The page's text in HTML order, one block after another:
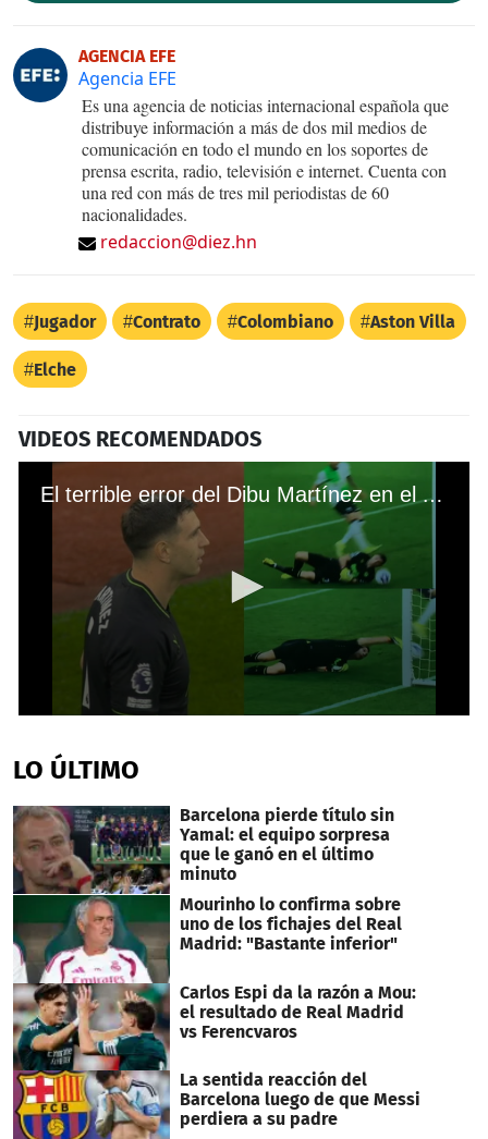
AGENCIA EFE
Agencia EFE
Es una agencia de noticias internacional española que
distribuye información a más de dos mil medios de
comunicación en todo el mundo en los soportes de
prensa escrita, radio, televisión e internet. Cuenta con
una red con más de tres mil periodistas de 60
nacionalidades.
redaccion@diez.hn
Jugador Contrato Colombiano Aston Villa
Elche
VIDEOS RECOMENDADOS
El terrible error del Dibu Martínez en el Aston Villa - Liverpool en la Premier League
of
23
LO ÚLTIMO
Barcelona pierde título sin
Yamal: el equipo sorpresa
que le ganó en el último
minuto
Mourinho lo confirma sobre
uno de los fichajes del Real
Madrid: "Bastante inferior"
Carlos Espi da la razón a Mou:
el resultado de Real Madrid
vs Ferencvaros
La sentida reacción del
Barcelona luego de que Messi
perdiera a su padre